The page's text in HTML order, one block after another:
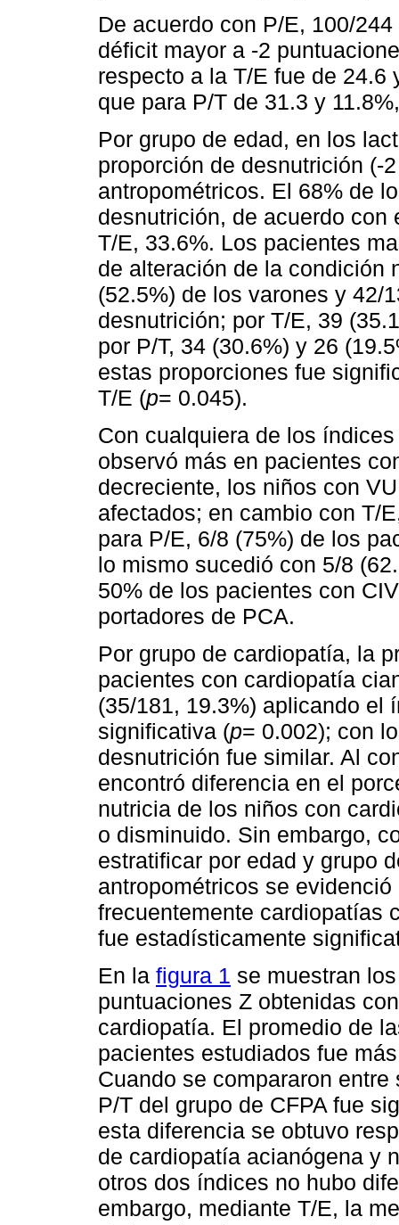
De acuerdo con P/E, 100/
déficit mayor a -2
respecto a la T/E fue de 24.6
que para P/T de 31.3 y
Por grupo de edad, en los
proporción de desnutrición (-
antropométricos. El 68% de
desnutrición, de acuerdo con
T/E, 33.6%. Los pacientes
de alteración de la condición
(52.5%) de los varones y 42/
desnutrición; por T/E, 39
por P/T, 34 (30.6%) y 26
estas proporciones fue
T/E (p= 0.045).
Con cualquiera de los
observó más en pacientes
decreciente, los niños con
afectados; en cambio con T/
para P/E, 6/8 (75%) de los
lo mismo sucedió con 5/8
50% de los pacientes con
portadores de PCA.
Por grupo de cardiopatía, la
pacientes con cardiopatía
(35/181, 19.3%) aplicando el
significativa (p= 0.002); con
desnutrición fue similar. Al
encontró diferencia en el
nutricia de los niños con
o disminuido. Sin embargo,
estratificar por edad y grupo
antropométricos se
frecuentemente cardiopatías
fue estadísticamente
En la figura 1 se muestran
puntuaciones Z obtenidas
cardiopatía. El promedio de
pacientes estudiados fue
Cuando se compararon
P/T del grupo de CFPA fue
esta diferencia se obtuvo
de cardiopatía acianógena y
otros dos índices no hubo
embargo, mediante T/E, la